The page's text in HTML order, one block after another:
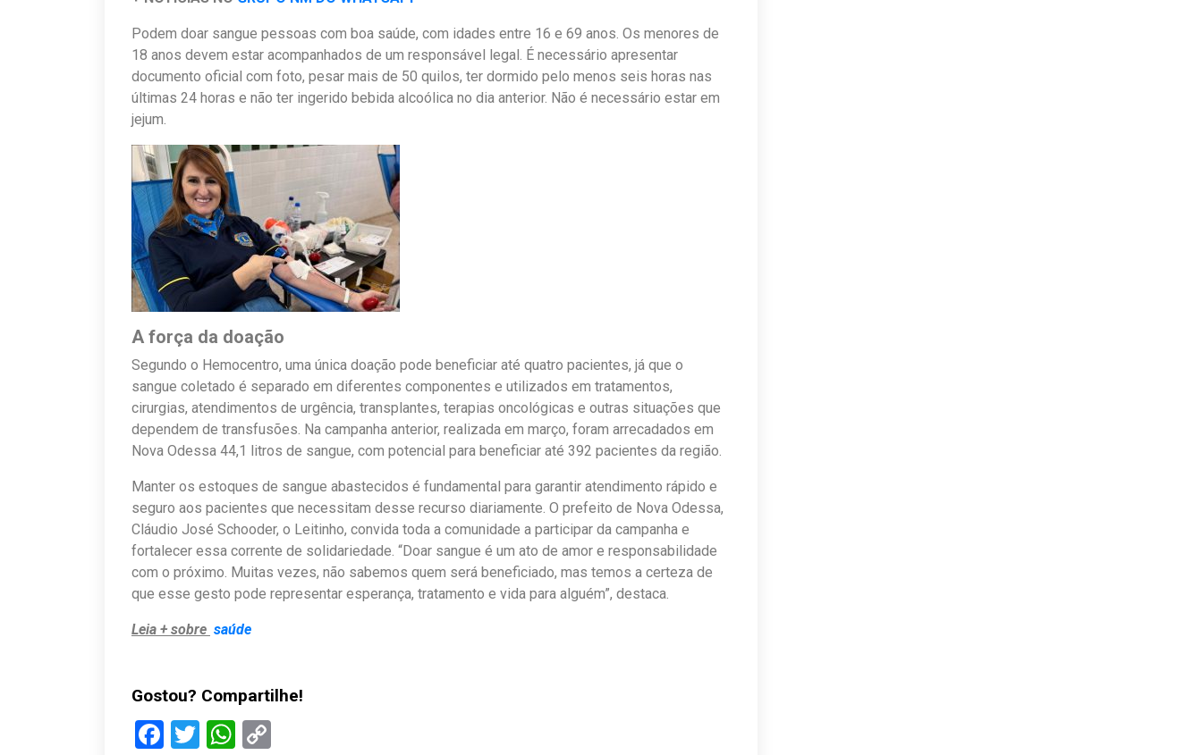
Podem doar sangue pessoas com boa saúde, com idades entre 16 e 69 anos. Os menores de
18 anos devem estar acompanhados de um responsável legal. É necessário apresentar
documento oficial com foto, pesar mais de 50 quilos, ter dormido pelo menos seis horas nas
últimas 24 horas e não ter ingerido bebida alcoólica no dia anterior. Não é necessário estar em
jejum.
A força da doação
Segundo o Hemocentro, uma única doação pode beneficiar até quatro pacientes, já que o
sangue coletado é separado em diferentes componentes e utilizados em tratamentos,
cirurgias, atendimentos de urgência, transplantes, terapias oncológicas e outras situações que
dependem de transfusões. Na campanha anterior, realizada em março, foram arrecadados em
Nova Odessa 44,1 litros de sangue, com potencial para beneficiar até 392 pacientes da região.
Manter os estoques de sangue abastecidos é fundamental para garantir atendimento rápido e
seguro aos pacientes que necessitam desse recurso diariamente. O prefeito de Nova Odessa,
Cláudio José Schooder, o Leitinho, convida toda a comunidade a participar da campanha e
fortalecer essa corrente de solidariedade. “Doar sangue é um ato de amor e responsabilidade
com o próximo. Muitas vezes, não sabemos quem será beneficiado, mas temos a certeza de
que esse gesto pode representar esperança, tratamento e vida para alguém”, destaca.
Leia + sobre saúde
Gostou? Compartilhe!
Facebook
TwitterWhatsApp